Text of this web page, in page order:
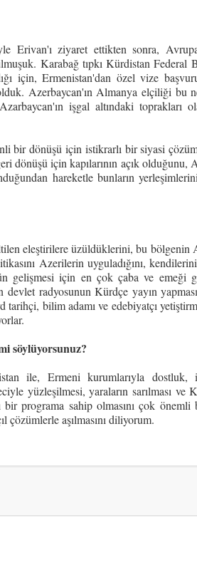
Erivan'ı ziyaret ettikten sonra,
Karabağ tıpkı Kürdistan Federal
için, Ermenistan'dan özel vize
Azerbaycan'ın Almanya elçiliği bu
işgal altındaki toprakları
bir dönüşü için istikrarlı bir siyasi
dönüşü için kapılarının açık olduğunu,
hareketle bunların
eleştirilere üzüldüklerini, bu bölgenin
Azerilerin uyguladığını,
gelişmesi için en çok çaba ve emeği
radyosunun Kürdçe yayın
bilim adamı ve edebiyatçı
söylüyorsunuz?
ile, Ermeni kurumlarıyla dostluk,
yüzleşilmesi, yaraların sarılması ve
programa sahip olmasını çok önemli
çözümlerle aşılmasını diliyorum.